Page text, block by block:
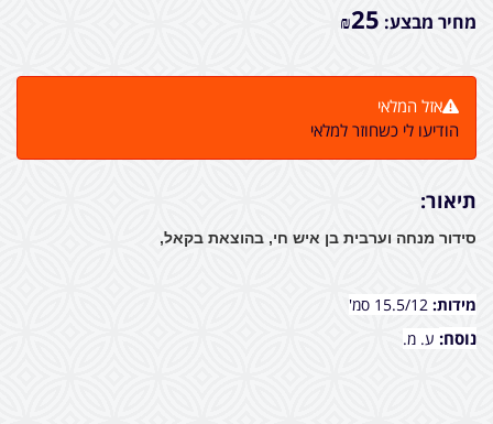
מחיר מבצע: ₪25
אזל המלאי
הודיעו לי כשחוזר למלאי
תיאור:
סידור מנחה וערבית בן איש חי, בהוצאת בקאל,
מידות:
נוסח: ע. מ.